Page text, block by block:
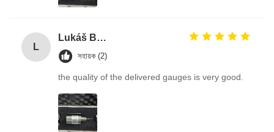
L
Lukáš Burda
সহায়ক (2)
the quality of the delivered gauges is very good.